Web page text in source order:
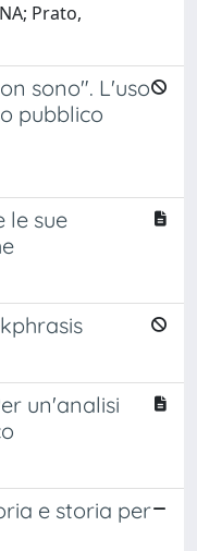
Prato,
sono". L'uso
pubblico
le sue
un'analisi
e storia per